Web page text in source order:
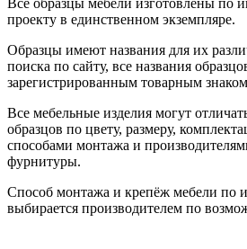
проекту в единственном экземпляре.
Образцы имеют названия для их
поиска по сайту, все названия
зарегистрированным товарным
Все мебельные изделия могут
образцов по цвету, размеру,
способами монтажа и
фурнитуры.
Способ монтажа и крепёж мебели по
выбирается производителем по